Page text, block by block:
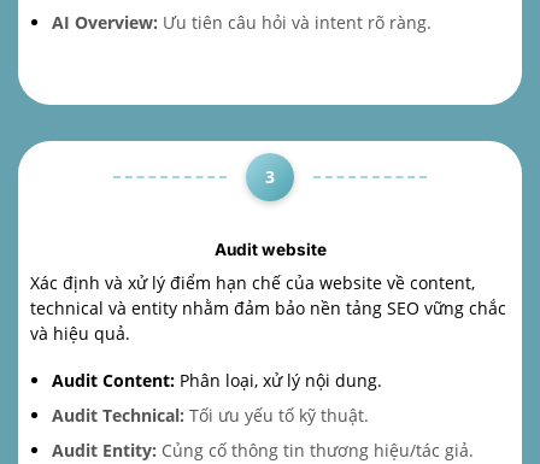
AI Overview: Ưu tiên câu hỏi và intent rõ ràng.
3
Audit website
Xác định và xử lý điểm hạn chế của website về content,
technical và entity nhằm đảm bảo nền tảng SEO vững chắc
và hiệu quả.
Audit Content:Phân loại, xử lý nội dung.
Audit Technical: Tối ưu yếu tố kỹ thuật.
Audit Entity: Củng cố thông tin thương hiệu/tác giả.